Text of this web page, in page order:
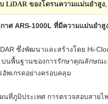
LiDAR ของโดรนความแม่นยำสูง,
ศ ARS-1000L ที่มีความแม่นยำสู
ซึ่งพัฒนาและสร้างโดย Hi-
บนพื้นฐานของการรักษาคุณลักษ
พเกรดอย่างครอบคลุม
ภูมิประเทศ การตรวจสอบสายไ